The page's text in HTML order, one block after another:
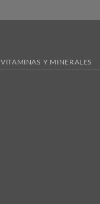
VITAMINAS Y MINERALES